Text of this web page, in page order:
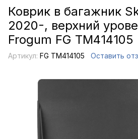
Коврик в багажник
2020-, верхний
Frogum FG TM414105
Артикул: FG TM414105 Оставить